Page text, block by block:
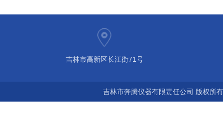
吉林市高新区长江街71号
吉林市奔腾仪器有限责任公司 版权所